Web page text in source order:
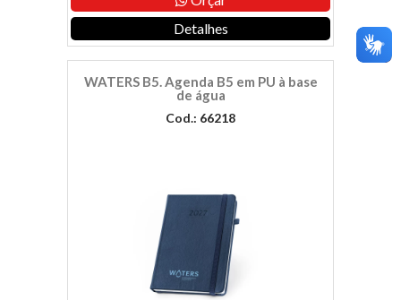
Detalhes
WATERS B5. Agenda B5 em PU à base
de água
Cod.: 66218